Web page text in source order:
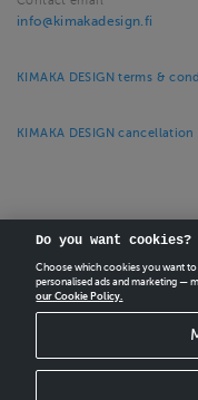
info@kimakadesign.fi
KIMAKA DESIGN terms &
KIMAKA DESIGN
CREATEYOUR OWN
Holvi Payment Services Ltd is
Finland as an Authorised
European Economic Area.
© 2026 Holvi Payment
Do you want cookies?
Choose which cookies you want
personalised ads and marketing —
our Cookie Policy.